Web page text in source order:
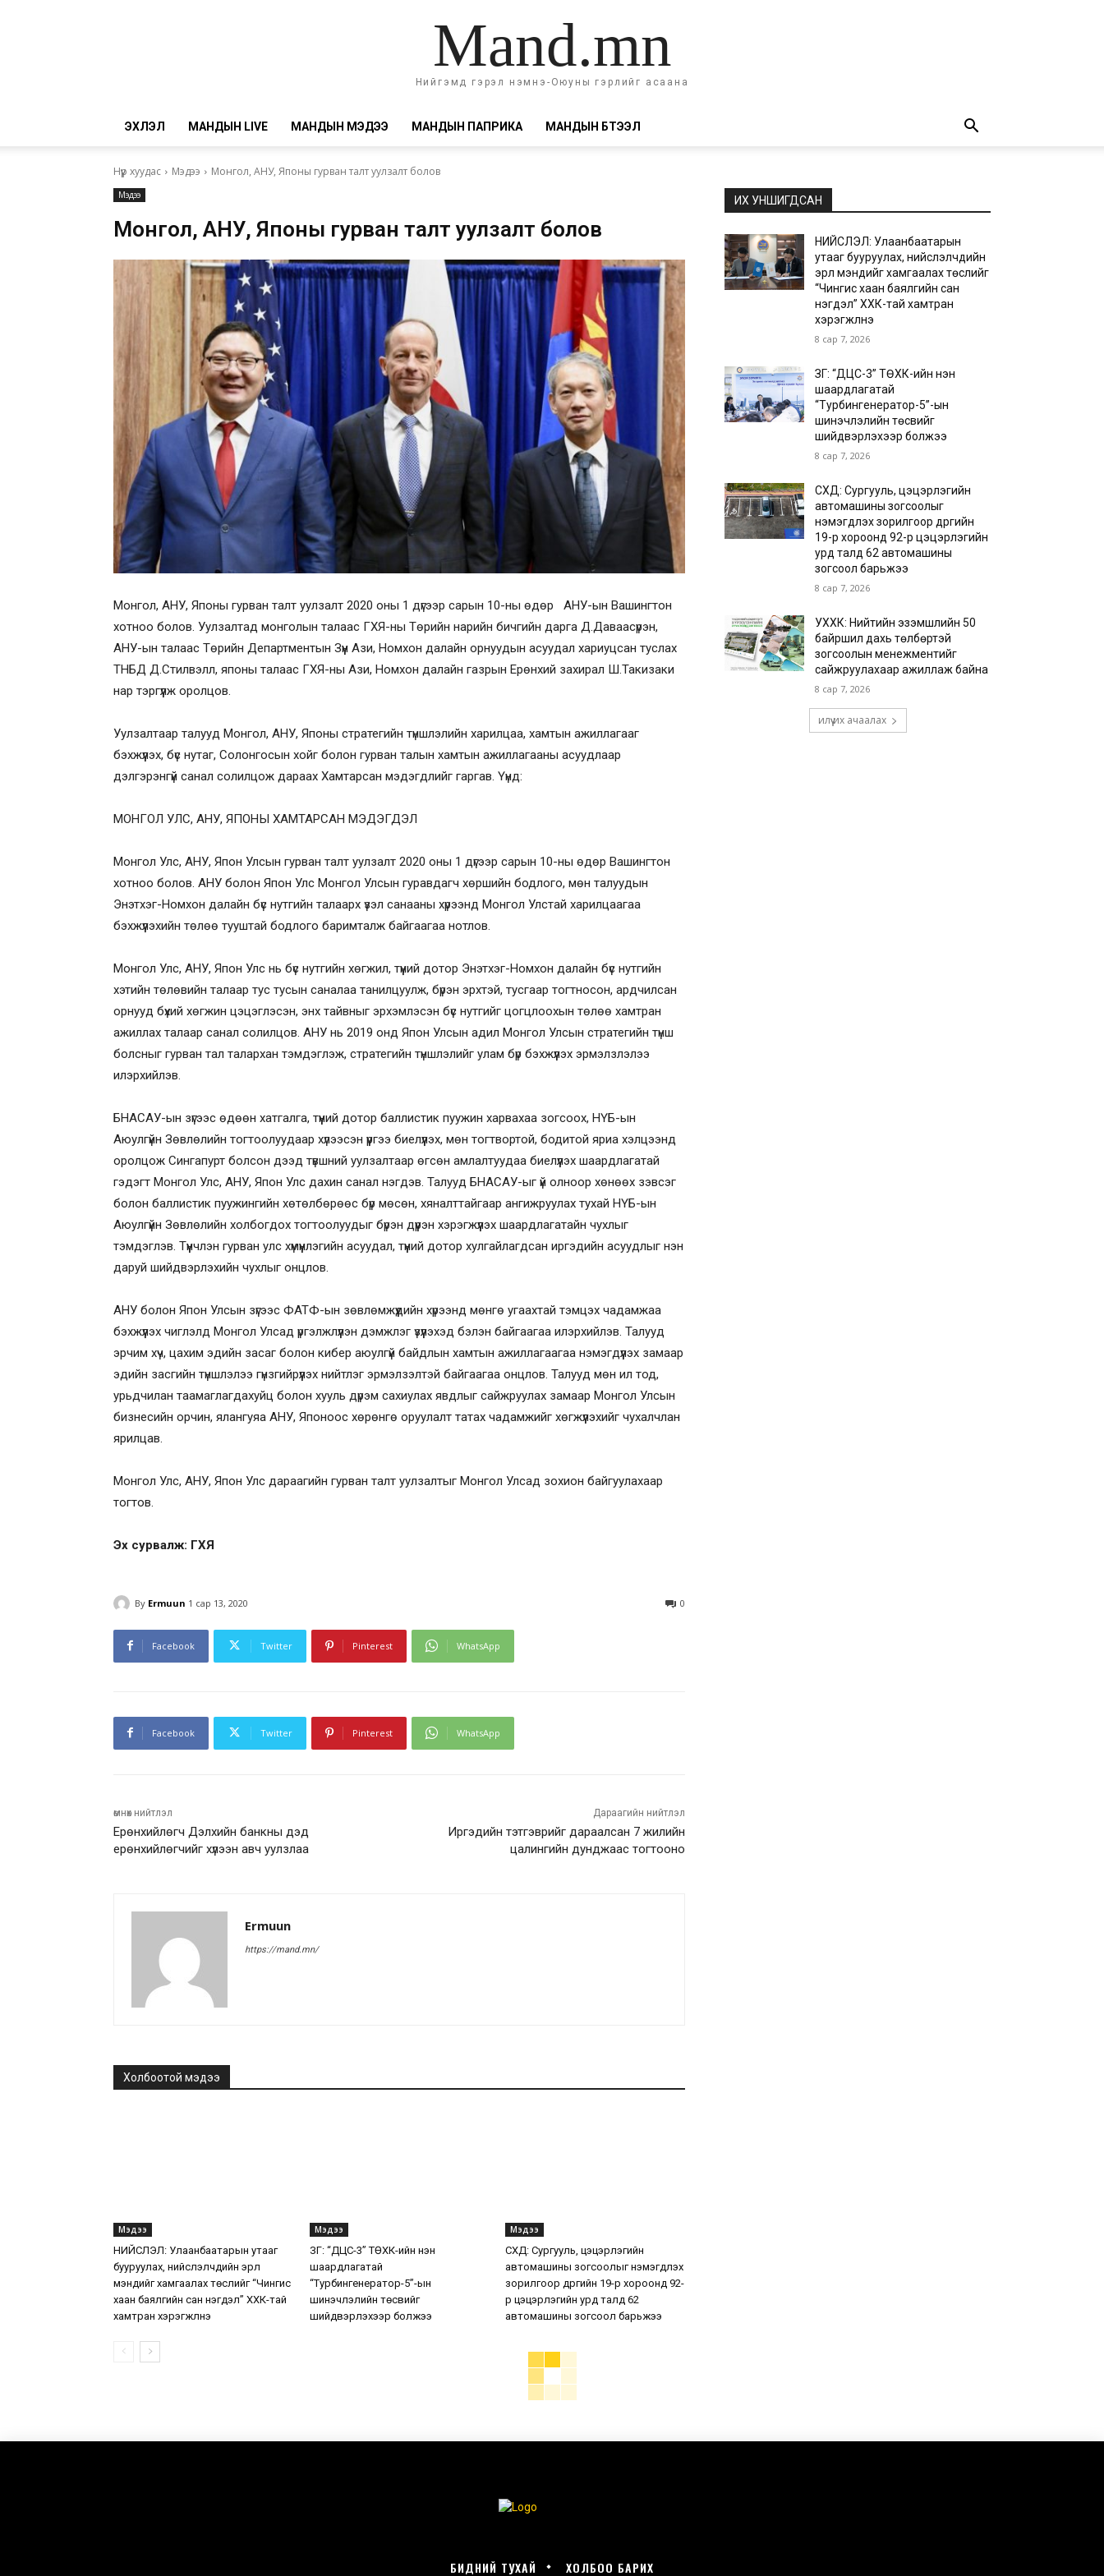
Mand.mn
Нийгэмд гэрэл нэмнэ-Оюуны гэрлийг асаана
ЭХЛЭЛ МАНДЫН LIVE МАНДЫН МЭДЭЭ МАНДЫН ПАПРИКА МАНДЫН БҮТЭЭЛ
Нүүр хуудас Мэдээ Монгол, АНУ, Японы гурван талт уулзалт болов
Мэдээ
Монгол, АНУ, Японы гурван талт уулзалт болов
Монгол, АНУ, Японы гурван талт уулзалт 2020 оны 1 дүгээр сарын 10-ны өдөр АНУ-ын Вашингтон
хотноо болов. Уулзалтад монголын талаас ГХЯ-ны Төрийн нарийн бичгийн дарга Д.Даваасүрэн,
АНУ-ын талаас Төрийн Департментын Зүүн Ази, Номхон далайн орнуудын асуудал хариуцсан туслах
ТНБД Д.Стилвэлл, японы талаас ГХЯ-ны Ази, Номхон далайн газрын Ерөнхий захирал Ш.Такизаки
нар тэргүүлж оролцов.
Уулзалтаар талууд Монгол, АНУ, Японы стратегийн түншлэлийн харилцаа, хамтын ажиллагааг
бэхжүүлэх, бүс нутаг, Солонгосын хойг болон гурван талын хамтын ажиллагааны асуудлаар
дэлгэрэнгүй санал солилцож дараах Хамтарсан мэдэгдлийг гаргав. Үүнд:
МОНГОЛ УЛС, АНУ, ЯПОНЫ ХАМТАРСАН МЭДЭГДЭЛ
Монгол Улс, АНУ, Япон Улсын гурван талт уулзалт 2020 оны 1 дүгээр сарын 10-ны өдөр Вашингтон
хотноо болов. АНУ болон Япон Улс Монгол Улсын гуравдагч хөршийн бодлого, мөн талуудын
Энэтхэг-Номхон далайн бүс нутгийн талаарх үзэл санааны хүрээнд Монгол Улстай харилцаагаа
бэхжүүлэхийн төлөө тууштай бодлого баримталж байгаагаа нотлов.
Монгол Улс, АНУ, Япон Улс нь бүс нутгийн хөгжил, түүний дотор Энэтхэг-Номхон далайн бүс нутгийн
хэтийн төлөвийн талаар тус тусын саналаа танилцуулж, бүрэн эрхтэй, тусгаар тогтносон, ардчилсан
орнууд бүхий хөгжин цэцэглэсэн, энх тайвныг эрхэмлэсэн бүс нутгийг цогцлоохын төлөө хамтран
ажиллах талаар санал солилцов. АНУ нь 2019 онд Япон Улсын адил Монгол Улсын стратегийн түнш
болсныг гурван тал талархан тэмдэглэж, стратегийн түншлэлийг улам бүр бэхжүүлэх эрмэлзлэлээ
илэрхийлэв.
БНАСАУ-ын зүгээс өдөөн хатгалга, түүний дотор баллистик пуужин харвахаа зогсоох, НҮБ-ын
Аюулгүйн Зөвлөлийн тогтоолуудаар хүлээсэн үүргээ биелүүлэх, мөн тогтвортой, бодитой яриа хэлцээнд
оролцож Сингапурт болсон дээд түвшний уулзалтаар өгсөн амлалтуудаа биелүүлэх шаардлагатай
гэдэгт Монгол Улс, АНУ, Япон Улс дахин санал нэгдэв. Талууд БНАСАУ-ыг үй олноор хөнөөх зэвсэг
болон баллистик пуужингийн хөтөлбөрөөс бүр мөсөн, хяналттайгаар ангижруулах тухай НҮБ-ын
Аюулгүйн Зөвлөлийн холбогдох тогтоолуудыг бүрэн дүүрэн хэрэгжүүлэх шаардлагатайн чухлыг
тэмдэглэв. Түүнчлэн гурван улс хүмүүнлэгийн асуудал, түүний дотор хулгайлагдсан иргэдийн асуудлыг нэн
даруй шийдвэрлэхийн чухлыг онцлов.
АНУ болон Япон Улсын зүгээс ФАТФ-ын зөвлөмжүүдийн хүрээнд мөнгө угаахтай тэмцэх чадамжаа
бэхжүүлэх чиглэлд Монгол Улсад үргэлжлүүлэн дэмжлэг үзүүлэхэд бэлэн байгаагаа илэрхийлэв. Талууд
эрчим хүч, цахим эдийн засаг болон кибер аюулгүй байдлын хамтын ажиллагаагаа нэмэгдүүлэх замаар
эдийн засгийн түншлэлээ гүнзгийрүүлэх нийтлэг эрмэлзэлтэй байгаагаа онцлов. Талууд мөн ил тод,
урьдчилан таамаглагдахуйц болон хууль дүрэм сахиулах явдлыг сайжруулах замаар Монгол Улсын
бизнесийн орчин, ялангуяа АНУ, Японоос хөрөнгө оруулалт татах чадамжийг хөгжүүлэхийг чухалчлан
ярилцав.
Монгол Улс, АНУ, Япон Улс дараагийн гурван талт уулзалтыг Монгол Улсад зохион байгуулахаар
тогтов.
Эх сурвалж: ГХЯ
By Ermuun 1 сар 13, 2020 0
Facebook Twitter Pinterest WhatsApp
Facebook Twitter Pinterest WhatsApp
өмнөх нийтлэл
Ерөнхийлөгч Дэлхийн банкны дэд
ерөнхийлөгчийг хүлээн авч уулзлаа
Дараагийн нийтлэл
Иргэдийн тэтгэврийг дараалсан 7 жилийн
цалингийн дунджаас тогтооно
Ermuun
https://mand.mn/
Холбоотой мэдээ
Мэдээ
НИЙСЛЭЛ: Улаанбаатарын утааг
бууруулах, нийслэлчүүдийн эрүүл
мэндийг хамгаалах төслийг “Чингис
хаан баялгийн сан нэгдэл” ХХК-тай
хамтран хэрэгжүүлнэ
Мэдээ
ЗГ: “ДЦС-3” ТӨХК-ийн нэн
шаардлагатай
“Турбингенератор-5”-ын
шинэчлэлийн төсвийг
шийдвэрлэхээр болжээ
Мэдээ
СХД: Сургууль, цэцэрлэгийн
автомашины зогсоолыг нэмэгдүүлэх
зорилгоор дүүргийн 19-р хороонд 92-
р цэцэрлэгийн урд талд 62
автомашины зогсоол барьжээ
ИХ УНШИГДСАН
НИЙСЛЭЛ: Улаанбаатарын
утааг бууруулах, нийслэлчүүдийн
эрүүл мэндийг хамгаалах төслийг
“Чингис хаан баялгийн сан
нэгдэл” ХХК-тай хамтран
хэрэгжүүлнэ
8 сар 7, 2026
ЗГ: “ДЦС-3” ТӨХК-ийн нэн
шаардлагатай
“Турбингенератор-5”-ын
шинэчлэлийн төсвийг
шийдвэрлэхээр болжээ
8 сар 7, 2026
СХД: Сургууль, цэцэрлэгийн
автомашины зогсоолыг
нэмэгдүүлэх зорилгоор дүүргийн
19-р хороонд 92-р цэцэрлэгийн
урд талд 62 автомашины
зогсоол барьжээ
8 сар 7, 2026
УХХК: Нийтийн эзэмшлийн 50
байршил дахь төлбөртэй
зогсоолын менежментийг
сайжруулахаар ажиллаж байна
8 сар 7, 2026
илүү их ачаалах
БИДНИЙ ТУХАЙ ХОЛБОО БАРИХ